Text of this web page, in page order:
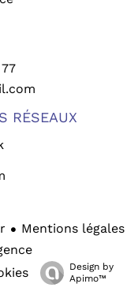
RÉSEAUX
Mentions légales
Design by
Apimo™